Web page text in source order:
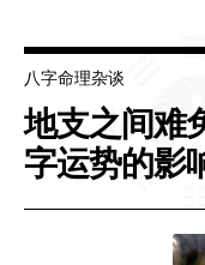
八字命理杂谈
地支之间难
字运势的影